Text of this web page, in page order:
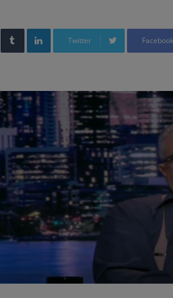
Facebook
Twitter
LinkedIn
‏Tumblr